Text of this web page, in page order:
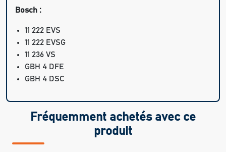
Bosch :
11 222 EVS
11 222 EVSG
11 236 VS
GBH 4 DFE
GBH 4 DSC
Fréquemment achetés avec ce
produit